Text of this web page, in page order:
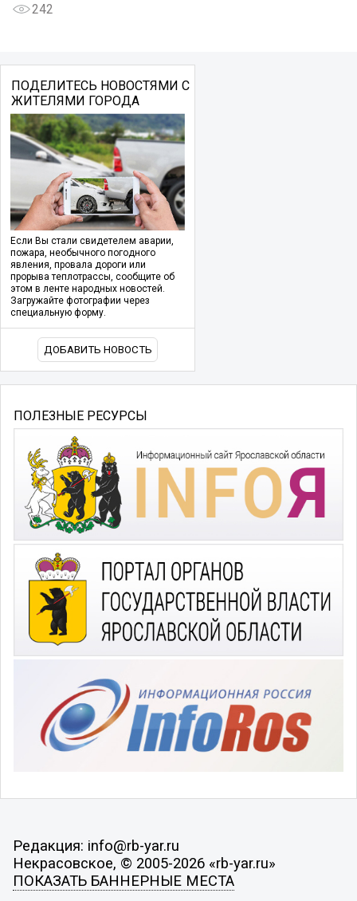
242
ПОДЕЛИТЕСЬ НОВОСТЯМИ С
ЖИТЕЛЯМИ ГОРОДА
Если Вы стали свидетелем аварии,
пожара, необычного погодного
явления, провала дороги или
прорыва теплотрассы, сообщите об
этом в ленте народных новостей.
Загружайте фотографии через
специальную форму.
ДОБАВИТЬ НОВОСТЬ
ПОЛЕЗНЫЕ РЕСУРСЫ
Редакция: info@rb-yar.ru
Некрасовское, © 2005-2026 «rb-yar.ru»
ПОКАЗАТЬ БАННЕРНЫЕ МЕСТА